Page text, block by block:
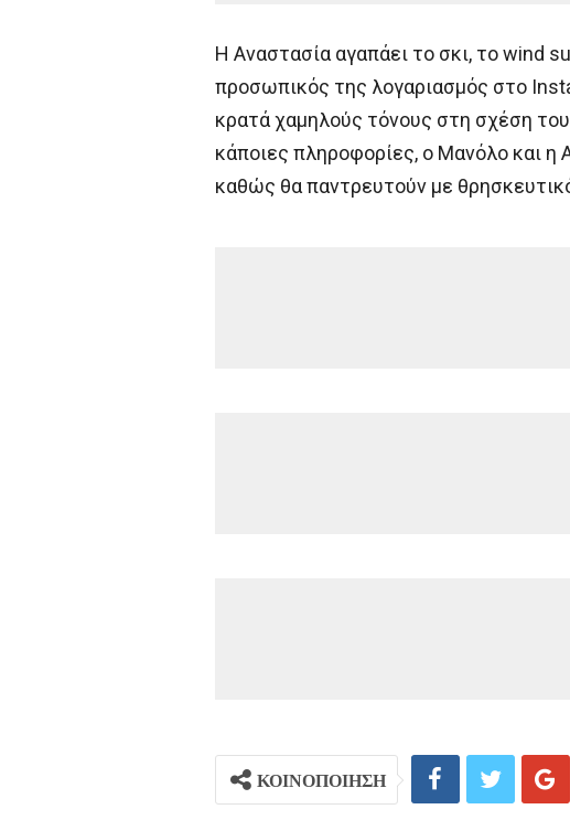
H Aναστασία αγαπάει το σκι, το wind
προσωπικός της λογαριασμός στο
κρατά χαμηλούς τόνους στη σχέση του
κάποιες πληροφορίες, ο Μανόλο και η
καθώς θα παντρευτούν με
ΚΟΙΝΟΠΟΙΗΣΗ